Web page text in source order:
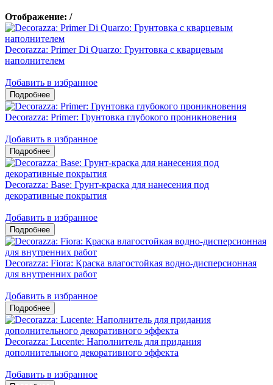
Отображение: /
Decorazza: Primer Di Quarzo: Грунтовка с кварцевым
наполнителем
Добавить в избранное
Decorazza: Primer: Грунтовка глубокого проникновения
Добавить в избранное
Decorazza: Base: Грунт-краска для нанесения под
декоративные покрытия
Добавить в избранное
Decorazza: Fiora: Краска влагостойкая водно-дисперсионная
для внутренних работ
Добавить в избранное
Decorazza: Lucente: Наполнитель для придания
дополнительного декоративного эффекта
Добавить в избранное